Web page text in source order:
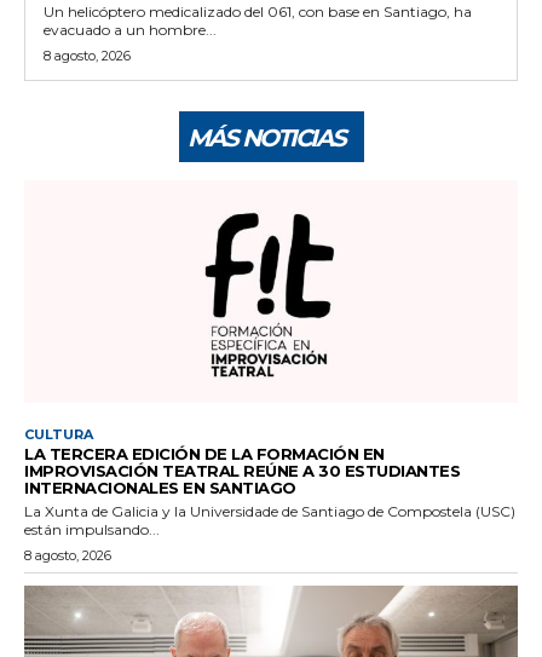
Un helicóptero medicalizado del 061, con base en Santiago, ha
evacuado a un hombre...
8 agosto, 2026
MÁS NOTICIAS
CULTURA
LA TERCERA EDICIÓN DE LA FORMACIÓN EN
IMPROVISACIÓN TEATRAL REÚNE A 30 ESTUDIANTES
INTERNACIONALES EN SANTIAGO
La Xunta de Galicia y la Universidade de Santiago de Compostela (USC)
están impulsando...
8 agosto, 2026